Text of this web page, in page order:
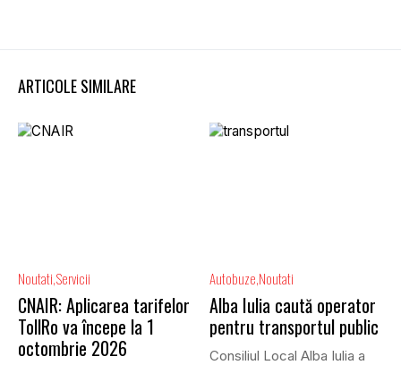
ARTICOLE SIMILARE
Noutati Servicii
CNAIR: Aplicarea tarifelor
TollRo va începe la 1
octombrie 2026
Autobuze Noutati
Alba Iulia caută operator
pentru transportul public
Consiliul Local Alba Iulia a